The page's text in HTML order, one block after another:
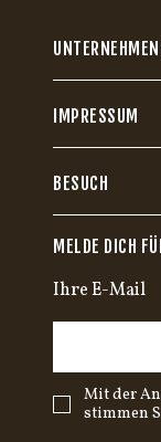
IMPRESSUM
BESUCH
MELDE DICH
Mit der
stimmen